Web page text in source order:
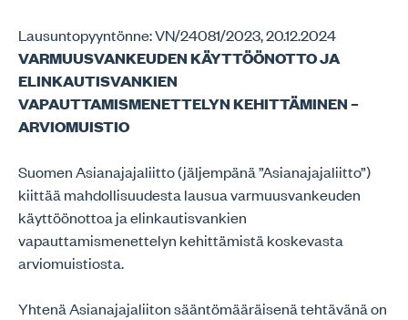
Lausuntopyyntönne: VN/24081/2023, 20.12.2024
VARMUUSVANKEUDEN KÄYTTÖÖNOTTO JA
ELINKAUTISVANKIEN
VAPAUTTAMISMENETTELYN KEHITTÄMINEN –
ARVIOMUISTIO
Suomen Asianajajaliitto (jäljempänä ”Asianajajaliitto”)
kiittää mahdollisuudesta lausua varmuusvankeuden
käyttöönottoa ja elinkautisvankien
vapauttamismenettelyn kehittämistä koskevasta
arviomuistiosta.
Yhtenä Asianajajaliiton sääntömääräisenä tehtävänä on